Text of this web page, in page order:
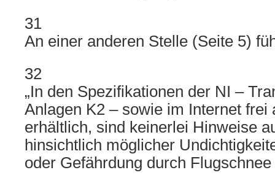
31
An einer anderen Stelle (Seite 5)
32
„In den Spezifikationen der NI –
Anlagen K2 – sowie im Internet frei
erhältlich, sind keinerlei Hinweise
hinsichtlich möglicher
oder Gefährdung durch Flugschnee